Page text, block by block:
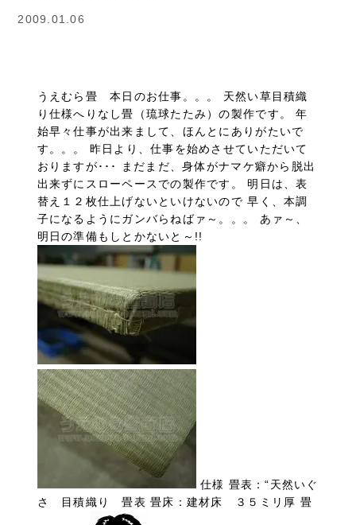
2009.01.06
うえむら畳 本日のお仕事。。。 天然い草目積織
り仕様へりなし畳（琉球たたみ）の製作です。 年
始早々仕事が出来まして、ほんとにありがたいで
す。。。 昨日より、仕事を始めさせていただいて
おりますが･･･ まだまだ、身体がナマケ癖から脱出
出来ずにスローペースでの製作です。 明日は、表
替え１２枚仕上げないといけないので 早く、本調
子になるようにガンバらねばァ～。。。 あァ～、
明日の準備もしとかないと～!!
仕様 畳表：“天然いぐ
さ 目積織り 畳表 畳床：建材床 ３５ミリ厚 畳